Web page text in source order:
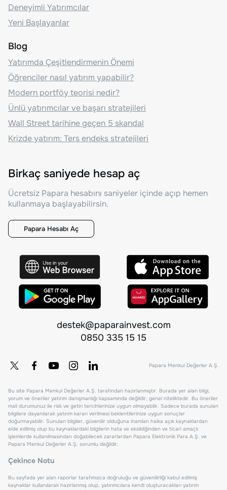
Deneyimli Yatırımcılar
Yeni Başlayanlar
Blog
Yatırımda Çeşitlendirmenin Önemi
Öğrenciler nasıl yatırım yapabilir?
Modern portföy teorisi nedir?
Ünlü yatırımcılar ve başarı stratejileri
Wall Street tarihine geçen 5 skandal
Krizde yatırım: Ters endeks stratejileri
Birkaç saniyede hesap aç
Ücretsiz Papara hesabını saniyeler içinde açıp hemen
kullanmaya başlayabilirsin.
Papara Hesabı Aç
destek@paparainvest.com
0850 335 15 15
Papara Menkul Değerler A.Ş.
Bu site Papara Menkul Değerler A.Ş. tarafından hazırlanmıştır. Burada yer alan bilgi,
yorum ve öneriler yatırım danışmanlığı kapsamında değildir, genel niteliktedir. Bu öneriler
mali durumunuz ile risk ve getiri tercihlerinize uygun olmayabilir. Sadece burada sunulan
bilgilere dayanılarak yatırım kararı verilmesi beklentilerinize uygun sonuçlar
doğurmayabilir. Sunulan bilgiler, güvenilir olduğuna inanılan halka açık kaynaklardan
elde edilmiş olup bu kaynaklardaki bilgilerin hata ve eksikliğinden ve ticari amaçlı
işlemlerde kullanılmasından doğabilecek zararlardan Papara Elektronik Para A.Ş. ve
Papara Menkul Değerler A.Ş. sorumlu değildir.
Çekince Notu
Bu sayfada yer alan raporlar tarafımızca doğruluğu ve güvenilirliği kabul edilmiş
kaynaklar kullanılarak hazırlanmış olup, yatırımcılara kendi oluşturacakları yatırım